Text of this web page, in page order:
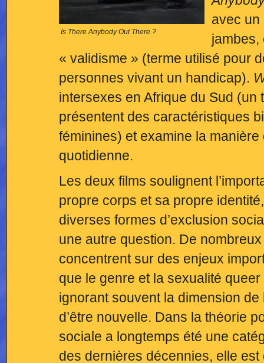
Is There Anybody Out There ?
avec un
jambes,
« validisme » (terme utilisé pour
personnes vivant un handicap).
intersexes en Afrique du Sud
présentent des caractéristiques
féminines) et examine la
quotidienne.
Les deux films soulignent
propre corps et sa propre
diverses formes d’exclusion
une autre question. De
concentrent sur des enjeux
que le genre et la sexualité
ignorant souvent la dimension
d’être nouvelle. Dans la théorie
sociale a longtemps été une
des dernières décennies, elle